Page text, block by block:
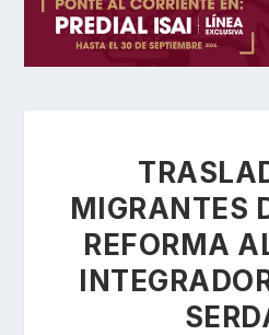
MIGRANTES
REFORMA